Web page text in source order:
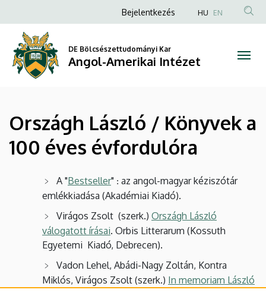
László
Könyvek
100
éves
évfordulóra
Angol-
Amerikai
Intézet
a
tartalomra
Anonim
fiók
menüje
Bejelentkezés HU EN
DE Bölcsészettudományi Kar
Angol-Amerikai Intézet
Országh László / Könyvek a
100 éves évfordulóra
A "Bestseller" : az angol-magyar kéziszótár
emlékkiadása (Akadémiai Kiadó).
Virágos Zsolt (szerk.) Országh László
válogatott írásai. Orbis Litterarum (Kossuth
Egyetemi Kiadó, Debrecen).
Vadon Lehel, Abádi-Nagy Zoltán, Kontra
Miklós, Virágos Zsolt (szerk.) In memoriam László